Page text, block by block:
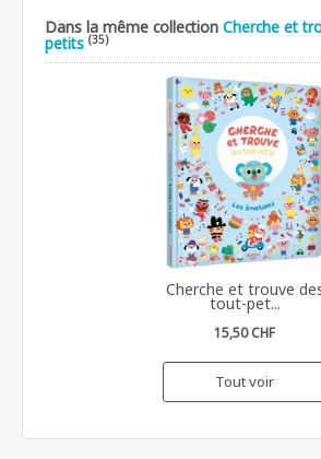
Dans la même collection Cherche et
petits (35)
Cherche et trouve
tout-pet...
15,50 CHF
Tout voir